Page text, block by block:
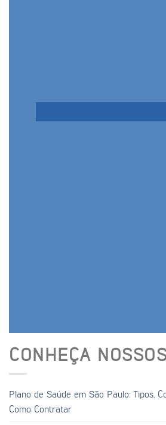
CONHEÇA
Plano de Saúde em São Paulo: Tipos,
Como Contratar